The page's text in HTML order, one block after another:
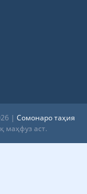
| Сомонаро таҳия
маҳфуз аст.